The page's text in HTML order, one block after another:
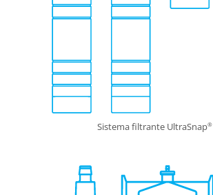
Sistema filtrante UltraSnap®